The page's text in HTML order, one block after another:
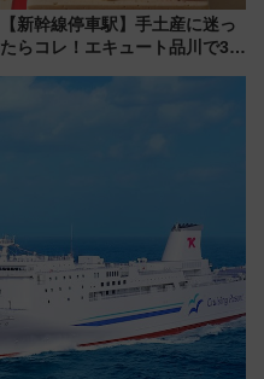
【新幹線停車駅】手土産に迷っ
たらコレ！エキュート品川で3年
産スイーツとは？